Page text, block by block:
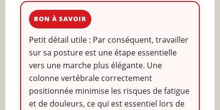
BON À SAVOIR
Petit détail utile : Par conséquent, travailler
sur sa posture est une étape essentielle
vers une marche plus élégante. Une
colonne vertébrale correctement
positionnée minimise les risques de fatigue
et de douleurs, ce qui est essentiel lors de